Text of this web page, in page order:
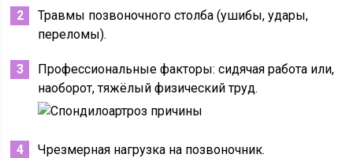
Травмы позвоночного столба (ушибы, удары,
переломы).
Профессиональные факторы: сидячая работа или,
наоборот, тяжёлый физический труд.
Чрезмерная нагрузка на позвоночник.